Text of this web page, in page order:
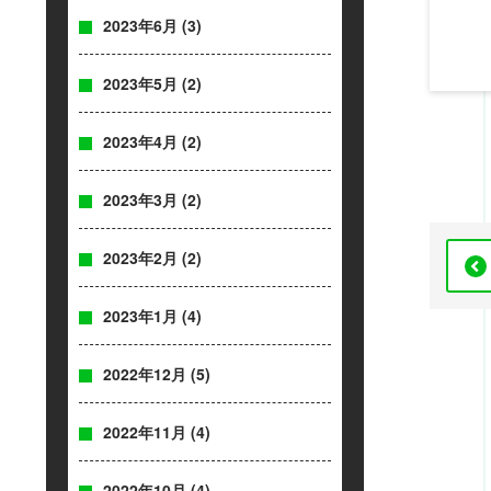
2023年6月 (3)
2023年5月 (2)
2023年4月 (2)
2023年3月 (2)
2023年2月 (2)
2023年1月 (4)
2022年12月 (5)
2022年11月 (4)